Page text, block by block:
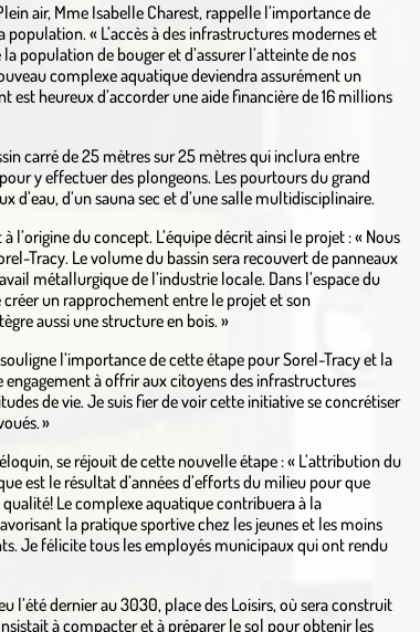
air, Mme Isabelle Charest, rappelle l’importance de
« L’accès à des infrastructures modernes et
population de bouger et d’assurer l’atteinte de nos
complexe aquatique deviendra assurément un
heureux d’accorder une aide financière de 16 millions
carré de 25 mètres sur 25 mètres qui inclura entre
y effectuer des plongeons. Les pourtours du grand
d’eau, d’un sauna sec et d’une salle multidisciplinaire.
l’origine du concept. L’équipe décrit ainsi le projet : « Nous
Tracy. Le volume du bassin sera recouvert de panneaux
métallurgique de l’industrie locale. Dans l’espace du
un rapprochement entre le projet et son
aussi une structure en bois. »
l’importance de cette étape pour Sorel-Tracy et la
engagement à offrir aux citoyens des infrastructures
de vie. Je suis fier de voir cette initiative se concrétiser
»
se réjouit de cette nouvelle étape : « L’attribution du
est le résultat d’années d’efforts du milieu pour que
Le complexe aquatique contribuera à la
la pratique sportive chez les jeunes et les moins
Je félicite tous les employés municipaux qui ont rendu
l’été dernier au 3030, place des Loisirs, où sera construit
à compacter et à préparer le sol pour obtenir les